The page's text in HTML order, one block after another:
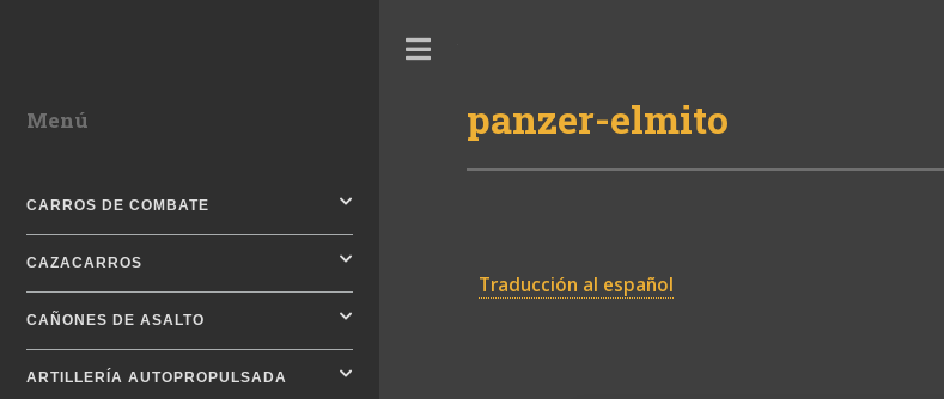
panzer-elmito
Traducción al español
Menú
CARROS DE COMBATE
CAZACARROS
CAÑONES DE ASALTO
ARTILLERÍA AUTOPROPULSADA